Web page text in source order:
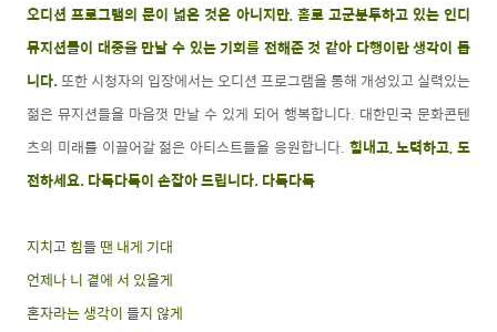
오디션 프로그램의 문이 넓은 것은 아니지만, 홀로 고군분투하고 있는 인디
뮤지션들이 대중을 만날 수 있는 기회를 전해준 것 같아 다행이란 생각이 듭
니다.또한 시청자의 입장에서는 오디션 프로그램을 통해 개성있고 실력있는
젊은 뮤지션들을 마음껏 만날 수 있게 되어 행복합니다. 대한민국 문화콘텐
츠의 미래를 이끌어갈 젊은 아티스트들을 응원합니다. 힘내고, 노력하고, 도
전하세요. 다독다독이 손잡아 드립니다. 다독다독
지치고 힘들 땐 내게 기대
언제나 니 곁에 서 있을게
혼자라는 생각이 들지 않게